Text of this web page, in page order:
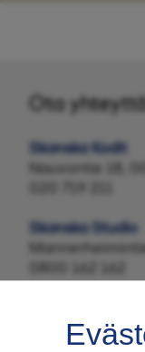
Ota
Skanska Kodit
Nauvontie 18,
Skanska Studio
0800 162 162